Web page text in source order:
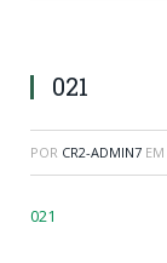
021
POR CR2-ADMIN7 EM
021